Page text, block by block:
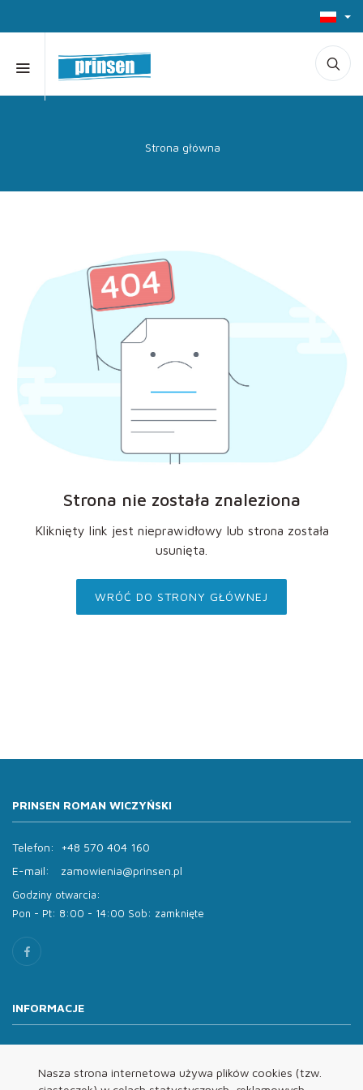
Nasza strona internetowa używa plików cookies (tzw.
Strona główna
Strona nie została znaleziona
Kliknięty link jest nieprawidłowy lub strona została
usunięta.
WRÓĆ DO STRONY GŁÓWNEJ
PRINSEN ROMAN WICZYŃSKI
Telefon:
+48 570 404 160
E-mail:
zamowienia@prinsen.pl
Godziny otwarcia:
Pon - Pt: 8:00 - 14:00 Sob: zamknięte
INFORMACJE
Oferta